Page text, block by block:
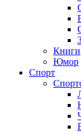
Книги
Юмор
Спорт